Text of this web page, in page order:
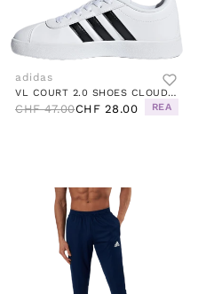
adidas
VL COURT 2.0 SHOES CLOUD WHITE / CORE BLACK / CLOUD WHITE
CHF 47.00CHF 28.00 REA